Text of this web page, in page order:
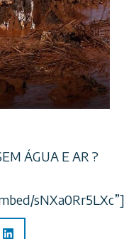
ÁGUA E AR ?
sNXa0Rr5LXc”]